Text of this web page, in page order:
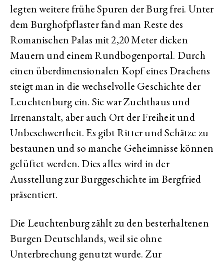
legten weitere frühe Spuren der Burg frei. Unter
dem Burghofpflaster fand man Reste des
Romanischen Palas mit 2,20 Meter dicken
Mauern und einem Rundbogenportal. Durch
einen überdimensionalen Kopf eines Drachens
steigt man in die wechselvolle Geschichte der
Leuchtenburg ein. Sie war Zuchthaus und
Irrenanstalt, aber auch Ort der Freiheit und
Unbeschwertheit. Es gibt Ritter und Schätze zu
bestaunen und so manche Geheimnisse können
gelüftet werden. Dies alles wird in der
Ausstellung zur Burggeschichte im Bergfried
präsentiert.
Die Leuchtenburg zählt zu den besterhaltenen
Burgen Deutschlands, weil sie ohne
Unterbrechung genutzt wurde. Zur